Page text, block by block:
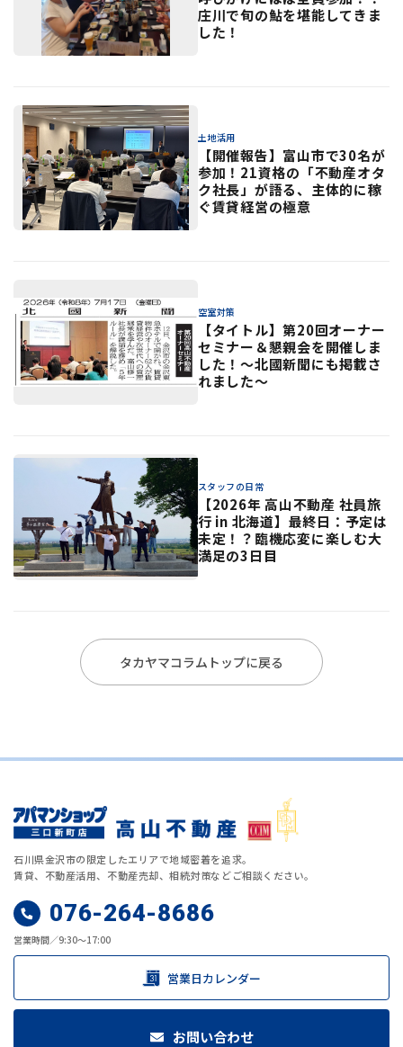
庄川で旬の鮎を堪能してきま
した！
土地活用
【開催報告】富山市で30名が
参加！21資格の「不動産オタ
ク社長」が語る、主体的に稼
ぐ賃貸経営の極意
空室対策
【タイトル】第20回オーナー
セミナー＆懇親会を開催しま
した！〜北國新聞にも掲載さ
れました〜
スタッフの日常
【2026年 高山不動産 社員旅
行 in 北海道】最終日：予定は
未定！？臨機応変に楽しむ大
満足の3日目
タカヤマコラムトップに戻る
石川県金沢市の限定したエリアで地域密着を追求。
賃貸、不動産活用、不動産売却、相続対策などご相談ください。
076-264-8686
営業時間／9:30～17:00
営業日カレンダー
お問い合わせ